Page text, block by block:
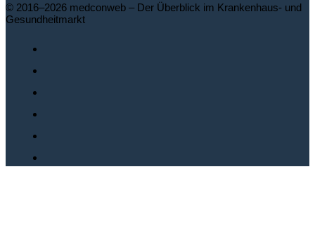
© 2016–2026 medconweb – Der Überblick im Krankenhaus- und
Gesundheitmarkt